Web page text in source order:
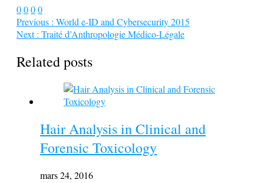
0000
Previous : World e-ID and Cybersecurity 2015
Next : Traité d’Anthropologie Médico-Légale
Related posts
Hair Analysis in Clinical and
Forensic Toxicology
mars 24, 2016